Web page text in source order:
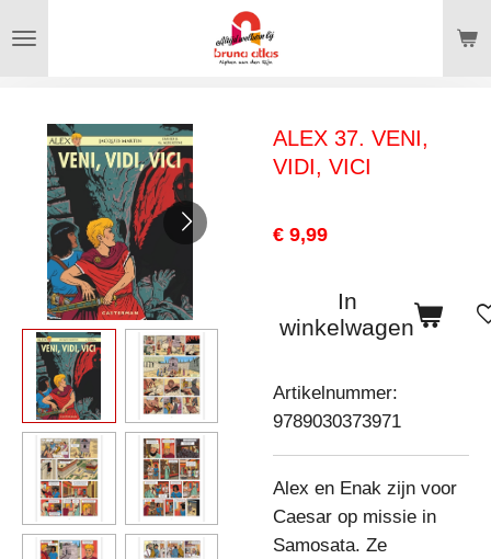
direct
hoofdinhoud
ALEX 37. VENI,
VIDI, VICI
€ 9,99
In
winkelwagen
Artikelnummer:
9789030373971
Alex en Enak zijn voor
Caesar op missie in
Samosata. Ze